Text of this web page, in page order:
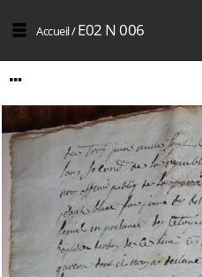
Accueil/E02 N 006